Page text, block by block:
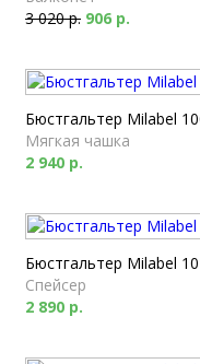
3 020 р. 906 р.
Бюстгальтер Milabel
Мягкая чашка
2 940 р.
Бюстгальтер Milabel
Спейсер
2 890 р.